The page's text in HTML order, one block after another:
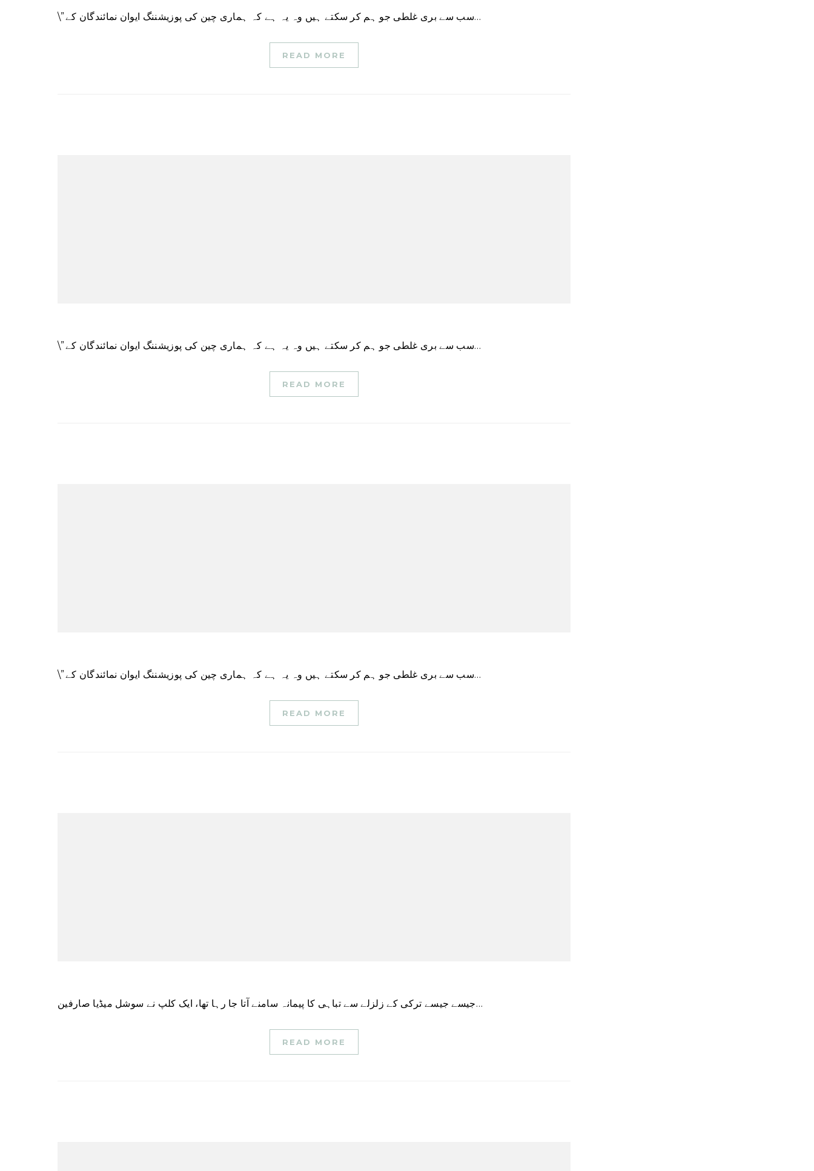
\”سب سے بری غلطی جو ہم کر سکتے ہیں وہ یہ ہے کہ ہماری چین کی پوزیشننگ ایوان نمائندگان کے…
READ MORE
\”سب سے بری غلطی جو ہم کر سکتے ہیں وہ یہ ہے کہ ہماری چین کی پوزیشننگ ایوان نمائندگان کے…
READ MORE
\”سب سے بری غلطی جو ہم کر سکتے ہیں وہ یہ ہے کہ ہماری چین کی پوزیشننگ ایوان نمائندگان کے…
READ MORE
جیسے جیسے ترکی کے زلزلے سے تباہی کا پیمانہ سامنے آتا جا رہا تھا، ایک کلپ نے سوشل میڈیا صارفین…
READ MORE